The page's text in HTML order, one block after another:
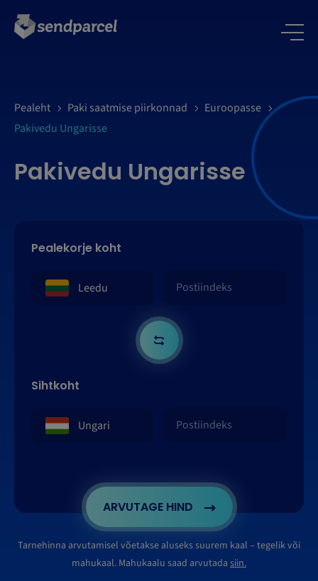
Pealeht Paki saatmise piirkonnad
Euroopasse
Pakivedu Ungarisse
Pakivedu Ungarisse
Pealekorje koht
Sihtkoht
ARVUTAGE HIND
Tarnehinna arvutamisel võetakse aluseks suurem kaal – tegelik või
mahukaal. Mahukaalu saad arvutada siin.